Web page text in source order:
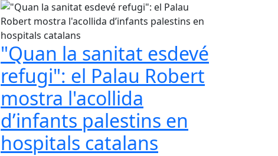
"Quan la sanitat esdevé
refugi": el Palau Robert
mostra l'acollida
d’infants palestins en
hospitals catalans